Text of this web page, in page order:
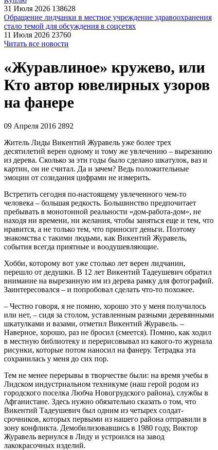
31 Июля 2026 138628
Обращение лидчанки в местное учреждение здравоохранения
стало темой для обсуждения в соцсетях
11 Июля 2026 23760
Читать все новости
«Журавлиное» кружево, или
Кто автор ювелирных узоров
на фанере
09 Апреля 2016 2892
Житель Лиды Викентий Журавель уже более трех
десятилетий верен одному и тому же увлечению – вырезанию
из дерева. Сколько за эти годы было сделано шкатулок, ваз и
картин, он не считал. Да и зачем? Ведь положительные
эмоции от созидания цифрами не измерить.
Встретить сегодня по-настоящему увлеченного чем-то
человека – большая редкость. Большинство предпочитает
пребывать в монотонной реальности «дом-работа-дом», не
находя ни времени, ни желания, чтобы заняться еще и тем, что
нравится, а не только тем, что приносит деньги. Поэтому
знакомства с такими людьми, как Викентий Журавель,
события всегда приятные и воодушевляющие.
Хобби, которому вот уже столько лет верен лидчанин,
перешло от дедушки. В 12 лет Викентий Тадеушевич обратил
внимание на вырезанную им из дерева рамку для фотографий.
Заинтересовался – и попробовал сделать что-то похожее.
– Честно говоря, я не помню, хорошо это у меня получилось
или нет, – сидя за столом, уставленным разными деревянными
шкатулками и вазами, отметил Викентий Журавель. –
Наверное, хорошо, раз не бросил (смеется). Помню, как ходил
в местную библиотеку и перерисовывал из какого-то журнала
рисунки, которые потом наносил на фанеру. Тетрадка эта
сохранилась у меня до сих пор.
Тем не менее перерывы в творчестве были: на время учебы в
Лидском индустриальном техникуме (наш герой родом из
городского поселка Любча Новогрудского района), службы в
Афганистане. Здесь нужно обязательно сказать о том, что
Викентий Тадеушевич был одним из четырех солдат-
срочников, которых первыми из нашего района отправили в
зону конфликта. Демобилизовавшись в 1980 году, Виктор
Журавель вернулся в Лиду и устроился на завод
лакокрасочных изделий.